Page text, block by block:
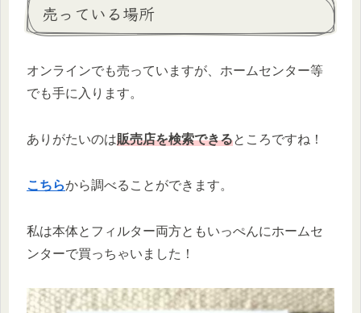
売っている場所
オンラインでも売っていますが、ホームセンター等
でも手に入ります。
ありがたいのは販売店を検索できるところですね！
こちらから調べることができます。
私は本体とフィルター両方ともいっぺんにホームセ
ンターで買っちゃいました！